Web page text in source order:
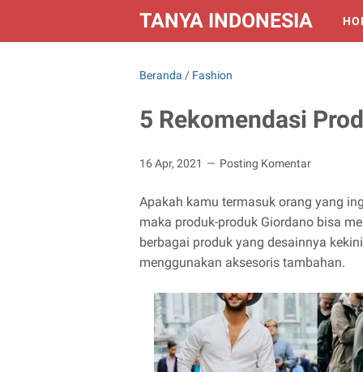
TANYA INDONESIA
Beranda / Fashion
5 Rekomendasi
16 Apr, 2021 Posting Komentar
Apakah kamu termasuk orang yang
maka produk-produk Giordano bisa
berbagai produk yang desainnya
menggunakan aksesoris tambahan.